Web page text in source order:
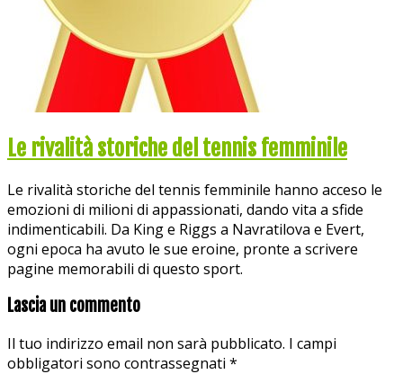
Le rivalità storiche del tennis femminile
Le rivalità storiche del tennis femminile hanno acceso le
emozioni di milioni di appassionati, dando vita a sfide
indimenticabili. Da King e Riggs a Navratilova e Evert,
ogni epoca ha avuto le sue eroine, pronte a scrivere
pagine memorabili di questo sport.
Lascia un commento
Il tuo indirizzo email non sarà pubblicato. I campi
obbligatori sono contrassegnati *